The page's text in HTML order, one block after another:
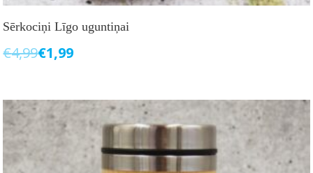
Sērkociņi Līgo uguntiņai
€4,99€1,99